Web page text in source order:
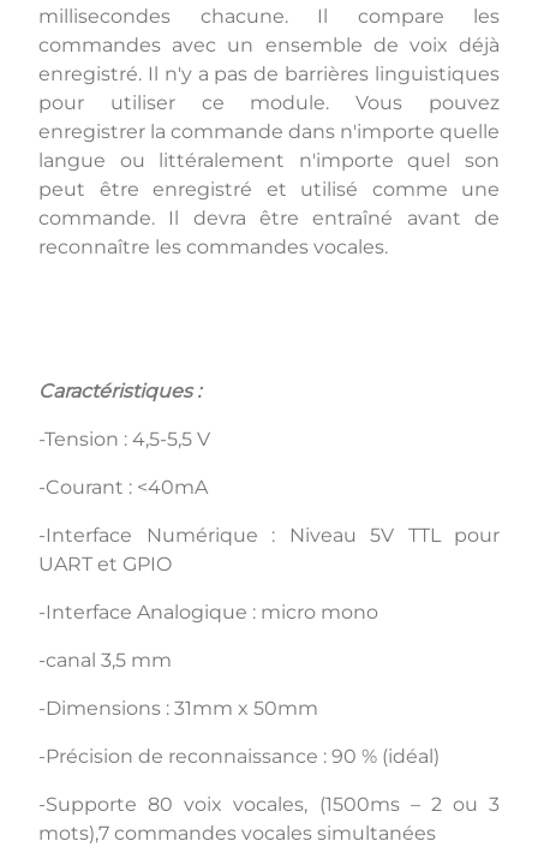
millisecondes chacune. Il compare les
commandes avec un ensemble de voix déjà
enregistré. Il n'y a pas de barrières linguistiques
pour utiliser ce module. Vous pouvez
enregistrer la commande dans n'importe quelle
langue ou littéralement n'importe quel son
peut être enregistré et utilisé comme une
commande. Il devra être entraîné avant de
reconnaître les commandes vocales.
Caractéristiques :
-Tension : 4,5-5,5 V
-Courant : <40mA
-Interface Numérique : Niveau 5V TTL pour
UART et GPIO
-Interface Analogique : micro mono
-canal 3,5 mm
-Dimensions : 31mm x 50mm
-Précision de reconnaissance : 90 % (idéal)
-Supporte 80 voix vocales, (1500ms – 2 ou 3
mots),7 commandes vocales simultanées